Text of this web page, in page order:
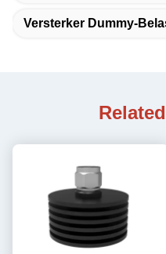
Versterker Dummy-